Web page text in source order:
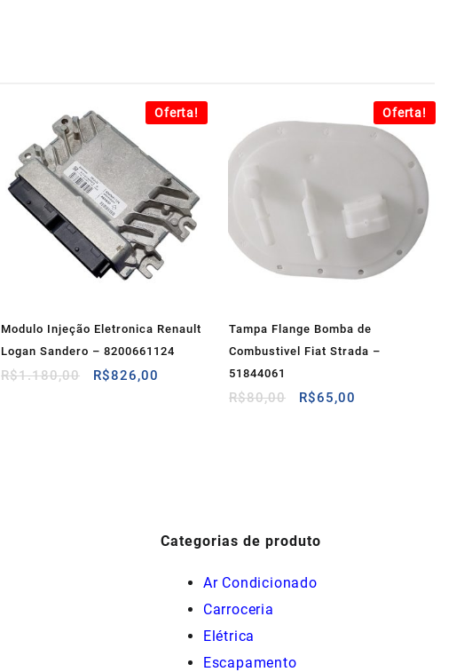
Oferta!
Modulo Injeção Eletronica Renault
Logan Sandero – 8200661124
R$1.180,00
O
R$826,00
Oferta!
Tampa Flange Bomba de
Combustivel Fiat Strada –
51844061
R$80,00
O
R$65,00
Categorias de produto
Ar Condicionado
Carroceria
Elétrica
Escapamento